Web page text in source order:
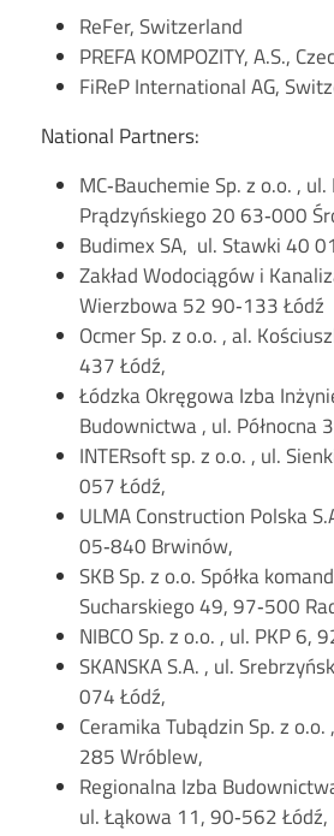
ReFer, Switzerland
PREFA KOMPOZITY, A.S.,
FiReP International AG,
National Partners:
MC‐Bauchemie Sp. z o.o. ,
Prądzyńskiego 20 63‐000
Budimex SA, ul. Stawki 40
Zakład Wodociągów i
Wierzbowa 52 90‐133 Łódź
Ocmer Sp. z o.o. , al.
437 Łódź,
Łódzka Okręgowa Izba
Budownictwa , ul. Północna
INTERsoft sp. z o.o. , ul.
057 Łódź,
ULMA Construction Polska
05‐840 Brwinów,
SKB Sp. z o.o. Spółka
Sucharskiego 49, 97‐500
NIBCO Sp. z o.o. , ul. PKP 6,
SKANSKA S.A. , ul.
074 Łódź,
Ceramika Tubądzin Sp. z
285 Wróblew,
Regionalna Izba
ul. Łąkowa 11, 90‐562 Łódź,